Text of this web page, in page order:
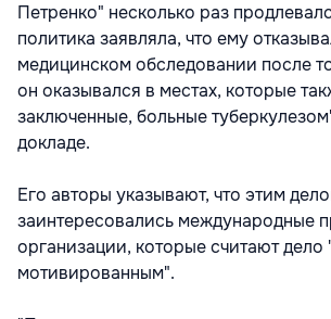
Петренко" несколько раз
политика заявляла, что ему
медицинском обследовании после
он оказывался в местах, которые
заключенные, больные
докладе.
Его авторы указывают, что этим
заинтересовались международные
организации, которые считают дело
мотивированным".